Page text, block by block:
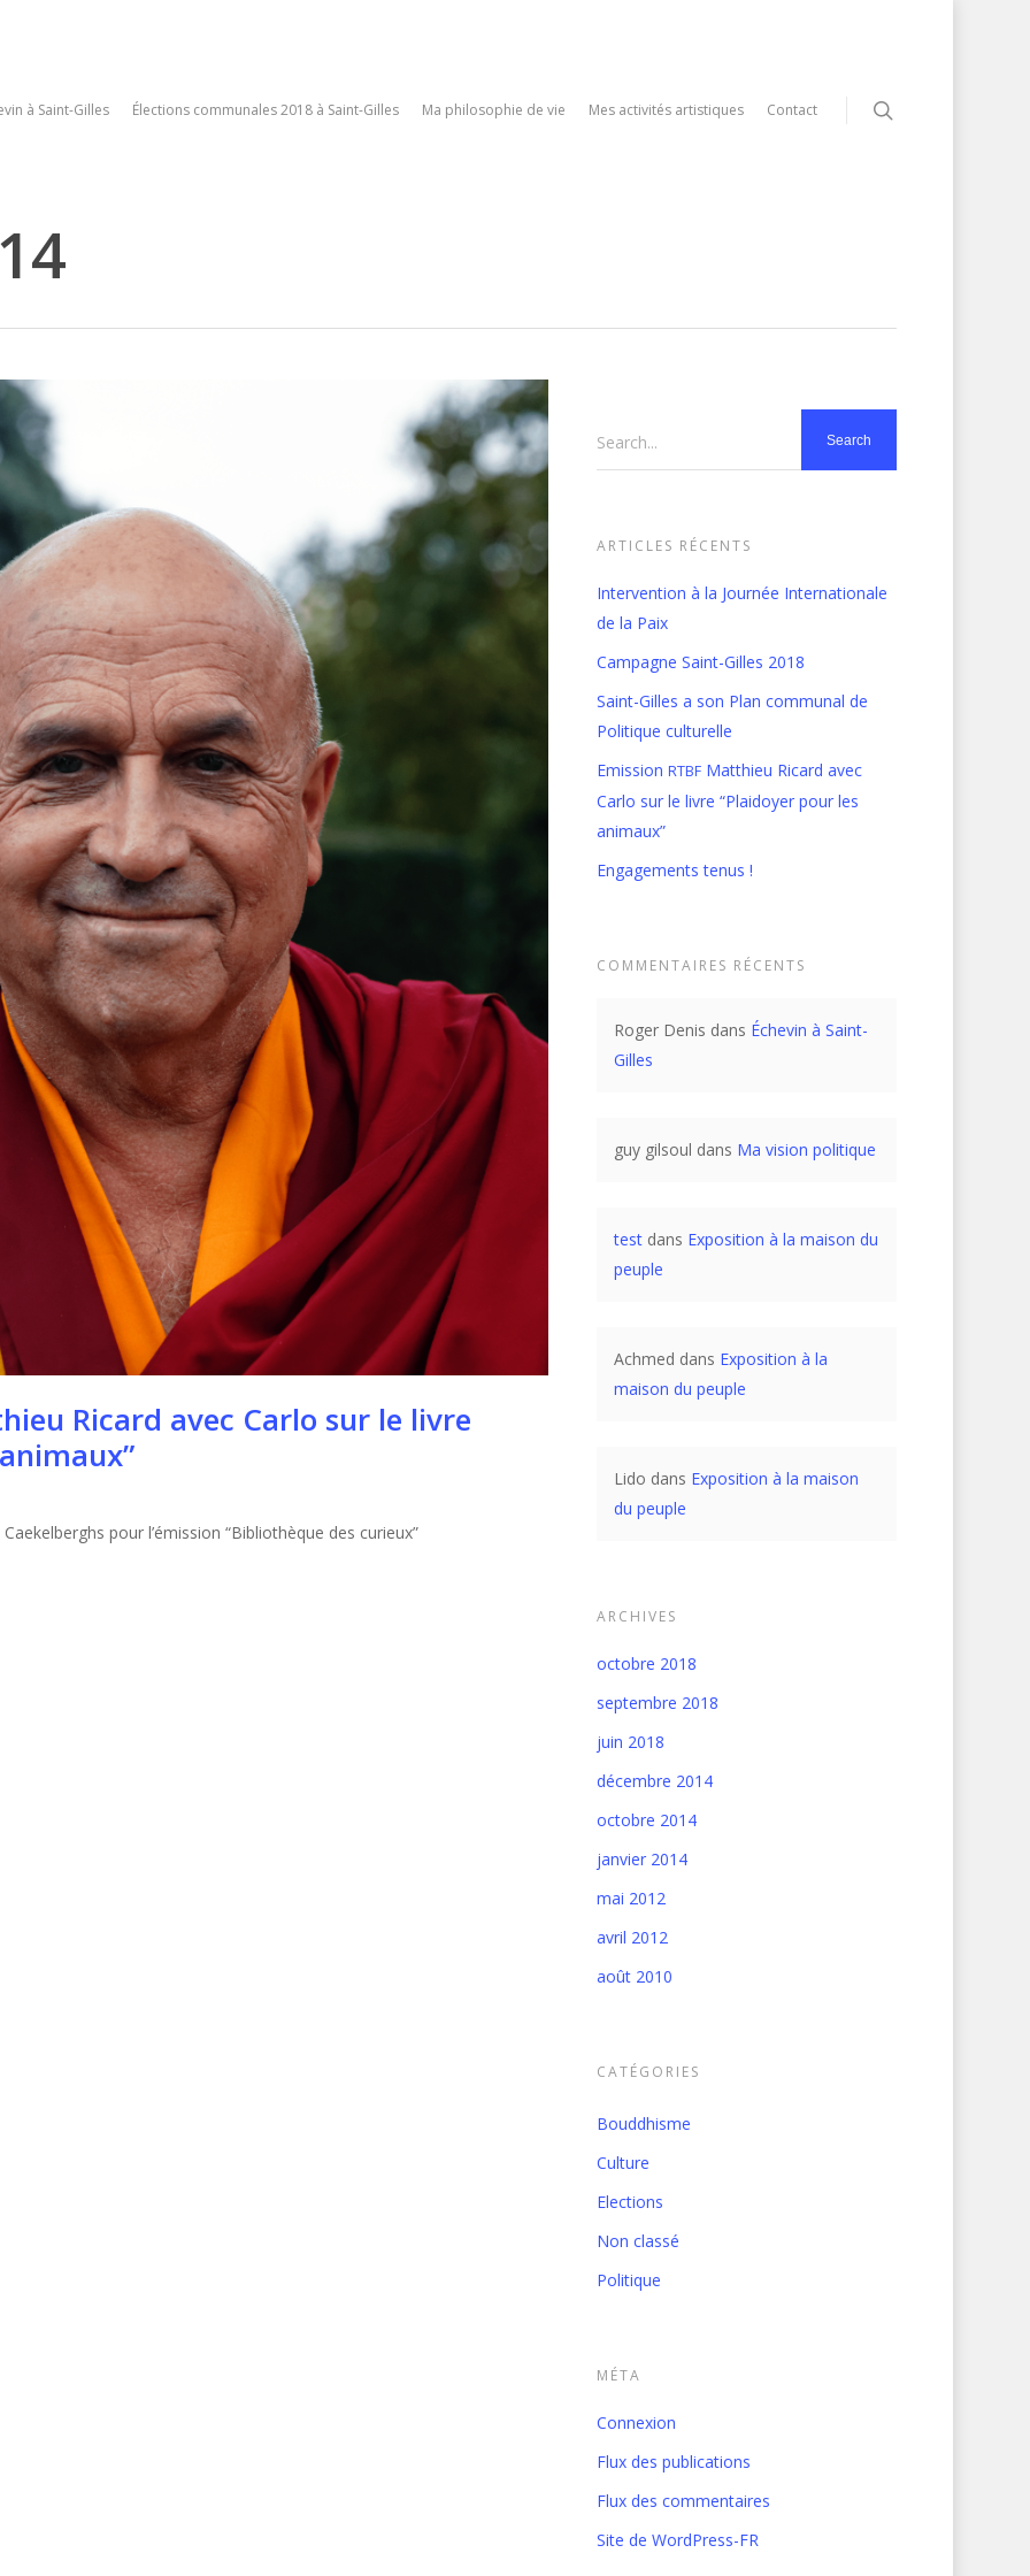
à Saint-Gilles Élections communales 2018 à Saint-Gilles Ma philosophie de vie Mes activités artistiques Contact
Ricard avec Carlo sur le livre
pour l’émission “Bib­lio­thèque des curieux”
Search...
ARTICLES RÉCENTS
Intervention à la Journée Internationale
de la Paix
Campagne Saint-Gilles 2018
Saint-Gilles a son Plan communal de
Politique culturelle
Emission RTBFMatthieu Ricard avec
Carlo sur le livre “Plaidoyer pour les
animaux”
Engagements tenus !
COMMENTAIRES RÉCENTS
Roger Denis dans Échevin à Saint-
Gilles
guy gilsoul dans Ma vision politique
testdans Exposition à la maison du
peuple
Achmed dans Exposition à la
maison du peuple
Lido dans Exposition à la maison
du peuple
ARCHIVES
octobre 2018
septembre 2018
juin 2018
décembre 2014
octobre 2014
janvier 2014
mai 2012
avril 2012
août 2010
CATÉGORIES
Bouddhisme
Culture
Elections
Non classé
Politique
MÉTA
Connexion
Flux des publications
Flux des commentaires
Site de WordPress-FR